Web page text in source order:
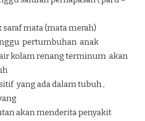
saraf mata (mata merah)
pertumbuhan anak
kolam renang terminum akan
yang ada dalam tubuh ,
akan menderita penyakit